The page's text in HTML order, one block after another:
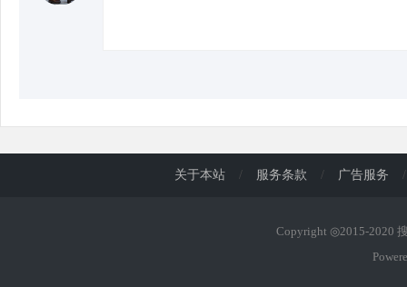
关于本站 / 服务条款 / 广告服务 /
Copyright ◎2015-2020